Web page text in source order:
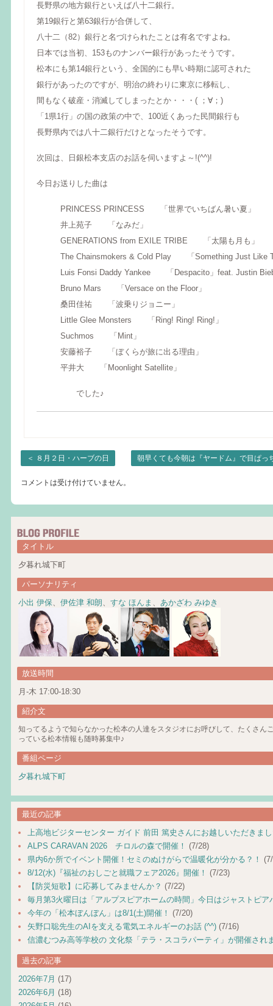
長野県の地方銀行といえば八十二銀行。
第19銀行と第63銀行が合併して、
八十二（82）銀行と名づけられたことは有名ですよね。
日本では当初、153ものナンバー銀行があったそうです。
松本にも第14銀行という、全国的にも早い時期に認可された
銀行があったのですが、明治の終わりに東京に移転し、
間もなく破産・消滅してしまったとか・・・( ；∀；)
「1県1行」の国の政策の中で、100近くあった民間銀行も
長野県内では八十二銀行だけとなったそうです。
次回は、日銀松本支店のお話を伺いますよ～!(^^)!
今日お送りした曲は
PRINCESS PRINCESS 「世界でいちばん暑い夏」
井上苑子 「なみだ」
GENERATIONS from EXILE TRIBE 「太陽も月も」
The Chainsmokers & Cold Play 「Something Just Like
Luis Fonsi Daddy Yankee 「Despacito」feat. Justin
Bruno Mars 「Versace on the Floor」
桑田佳祐 「波乗りジョニー」
Little Glee Monsters 「Ring! Ring! Ring!」
Suchmos 「Mint」
安藤裕子 「ぼくらが旅に出る理由」
平井大 「Moonlight Satellite」
でした♪
＜ ８月２日・ハーブの日 朝早くても今朝は『ヤードム』で目ぱっ
コメントは受け付けていません。
タイトル
夕暮れ城下町
パーソナリティ
小出 伊保
伊佐津 和朗 すな ほんま あかざわ みゆき
放送時間
月-木 17:00-18:30
紹介文
知ってるようで知らなかった松本の人達をスタジオにお呼びして、たくさん
っている松本情報も随時募集中♪
番組ページ
夕暮れ城下町
最近の記事
上高地ビジターセンター ガイド 前田 篤史さんにお越しいただきま
ALPS CARAVAN 2026 チロルの森で開催！ (7/28)
県内6か所でイベント開催！セミのぬけがらで温暖化が分かる？！
8/12(水)『福祉のおしごと就職フェア2026』開催！ (7/23)
【防災短歌】に応募してみませんか？ (7/22)
毎月第3火曜日は「アルプスピアホームの時間」今日はジャストピア
今年の「松本ぼんぼん」は8/1(土)開催！ (7/20)
矢野口聡先生のAIを支える電気エネルギーのお話 (^^) (7/16)
信濃むつみ高等学校の 文化祭「テラ・スコラパーティ」が開催され
過去の記事
2026年7月 (17)
2026年6月 (18)